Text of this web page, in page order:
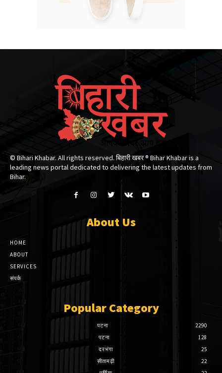
© Bihari Khabar. All rights reserved. बिहारी खबर ®​ Bihar Khabar is a
leading news portal dedicated to delivering the latest updates from
Bihar.
About Us
HOME
ABOUT
SERVICES
संपर्क
Popular Category
पटना
2290
पटना
128
दरभंगा
25
सीतामढ़ी
22